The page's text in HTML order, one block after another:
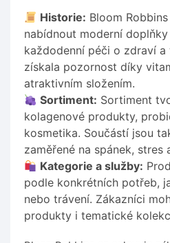
Historie: Bloom
nabídnout moderní
každodenní péči o zdraví a
získala pozornost díky
atraktivním složením.
Sortiment: Sortiment
kolagenové produkty,
kosmetika. Součástí jsou
zaměřené na spánek, stres
Kategorie a služby:
podle konkrétních potřeb,
nebo trávení. Zákazníci
produkty i tematické